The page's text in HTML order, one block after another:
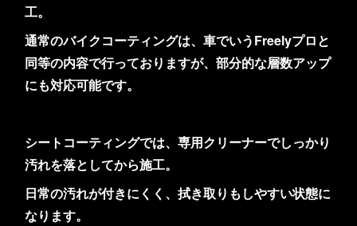
工。
通常のバイクコーティングは、車でいうFreelyプロと
同等の内容で行っておりますが、部分的な層数アップ
にも対応可能です。
シートコーティングでは、専用クリーナーでしっかり
汚れを落としてから施工。
日常の汚れが付きにくく、拭き取りもしやすい状態に
なります。